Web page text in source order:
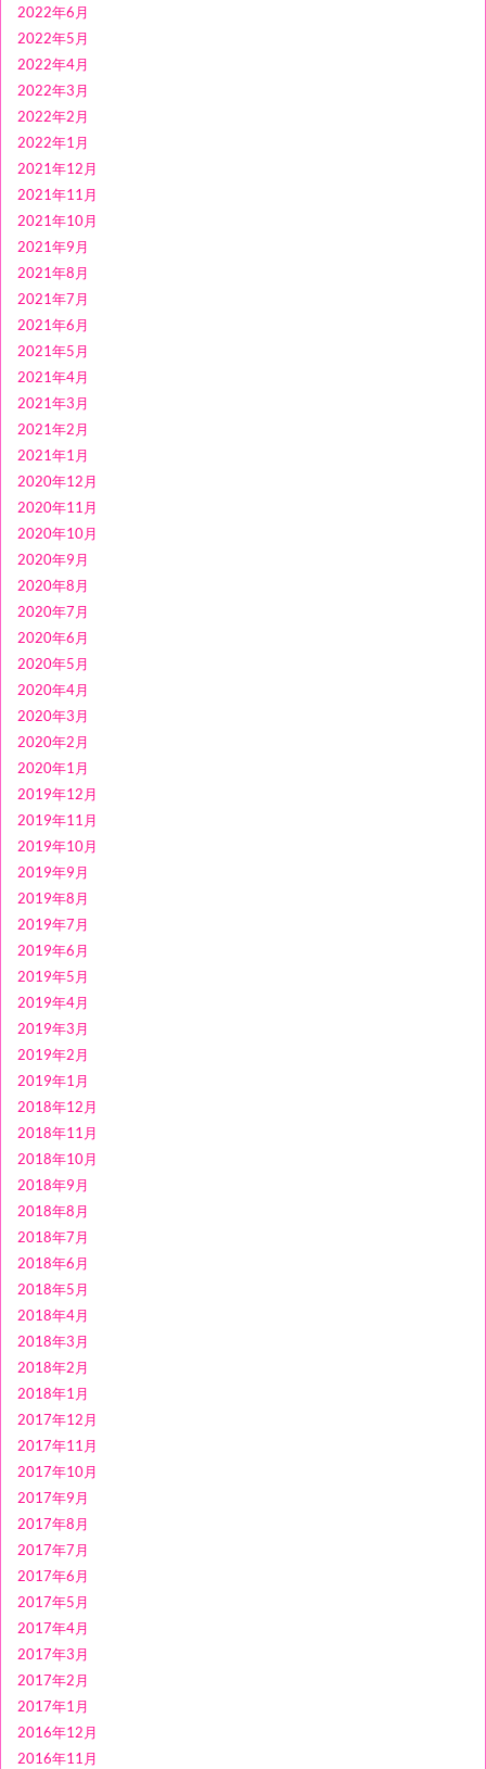
2022年6月
2022年5月
2022年4月
2022年3月
2022年2月
2022年1月
2021年12月
2021年11月
2021年10月
2021年9月
2021年8月
2021年7月
2021年6月
2021年5月
2021年4月
2021年3月
2021年2月
2021年1月
2020年12月
2020年11月
2020年10月
2020年9月
2020年8月
2020年7月
2020年6月
2020年5月
2020年4月
2020年3月
2020年2月
2020年1月
2019年12月
2019年11月
2019年10月
2019年9月
2019年8月
2019年7月
2019年6月
2019年5月
2019年4月
2019年3月
2019年2月
2019年1月
2018年12月
2018年11月
2018年10月
2018年9月
2018年8月
2018年7月
2018年6月
2018年5月
2018年4月
2018年3月
2018年2月
2018年1月
2017年12月
2017年11月
2017年10月
2017年9月
2017年8月
2017年7月
2017年6月
2017年5月
2017年4月
2017年3月
2017年2月
2017年1月
2016年12月
2016年11月